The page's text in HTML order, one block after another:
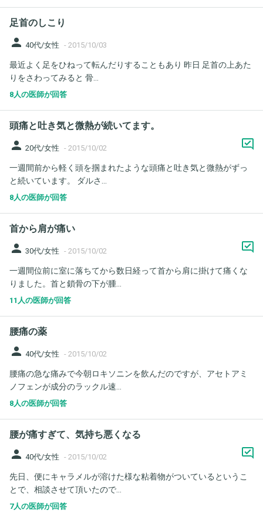
足首のしこり
person 40代/女性 - 2015/10/03
最近よく足をひねって転んだりすることもあり 昨日 足首の上あた
りをさわってみると 骨...
8人の医師が回答
頭痛と吐き気と微熱が続いてます。
person 20代/女性 - 2015/10/02
一週間前から軽く頭を掴まれたような頭痛と吐き気と微熱がずっ
と続いています。 ダルさ...
8人の医師が回答
首から肩が痛い
person 30代/女性 - 2015/10/02
一週間位前に室に落ちてから数日経って首から肩に掛けて痛くな
りました。首と鎖骨の下が腫...
11人の医師が回答
腰痛の薬
person 40代/女性 - 2015/10/02
腰痛の急な痛みで今朝ロキソニンを飲んだのですが、アセトアミ
ノフェンが成分のラックル速...
8人の医師が回答
腰が痛すぎて、気持ち悪くなる
person 40代/女性 - 2015/10/02
先日、便にキャラメルが溶けた様な粘着物がついているというこ
とで、相談させて頂いたので...
7人の医師が回答